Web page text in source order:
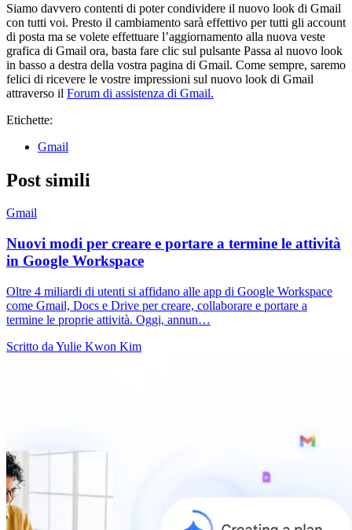
Siamo davvero contenti di poter condividere il nuovo look di Gmail
con tutti voi. Presto il cambiamento sarà effettivo per tutti gli account
di posta ma se volete effettuare l’aggiornamento alla nuova veste
grafica di Gmail ora, basta fare clic sul pulsante Passa al nuovo look
in basso a destra della vostra pagina di Gmail. Come sempre, saremo
felici di ricevere le vostre impressioni sul nuovo look di Gmail
attraverso il Forum di assistenza di Gmail.
Etichette:
Gmail
Post simili
Gmail
Nuovi modi per creare e portare a termine le attività
in Google Workspace
Oltre 4 miliardi di utenti si affidano alle app di Google Workspace
come Gmail, Docs e Drive per creare, collaborare e portare a
termine le proprie attività. Oggi, annun…
Scritto da Yulie Kwon Kim